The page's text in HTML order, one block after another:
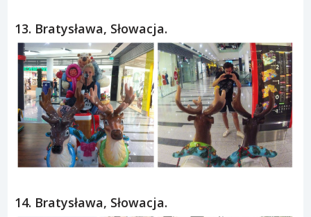
13. Bratysława, Słowacja.
14. Bratysława, Słowacja.